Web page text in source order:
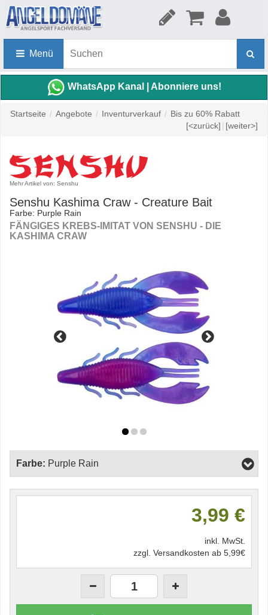
Menü
WhatsApp Kanal | Abonniere uns!
Startseite / Angebote / Inventurverkauf / Bis zu 60% Rabatt
[<zurück] | [weiter>]
Mehr Artikel von: Senshu
Senshu Kashima Craw - Creature Bait
Farbe: Purple Rain
FÄNGIGES KREBS-IMITAT VON SENSHU - DIE
KASHIMA CRAW
Farbe: Purple Rain
3,99 €
inkl. MwSt.
zzgl. Versandkosten ab 5,99€